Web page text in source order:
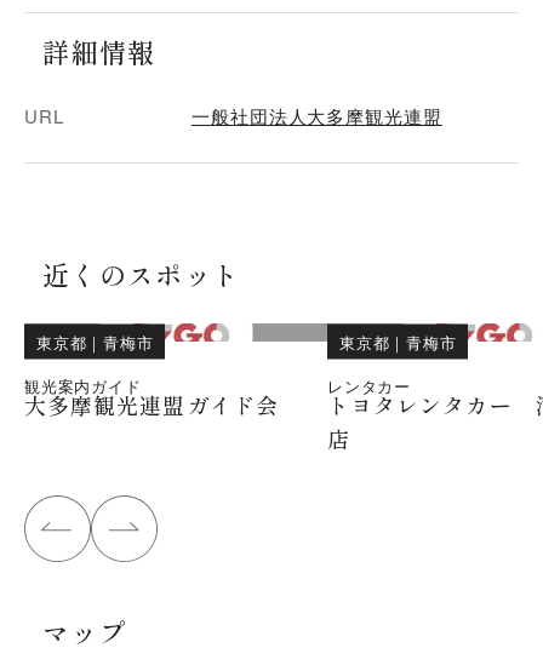
詳細情報
URL 一般社団法人大多摩観光連盟
近くのスポット
東京都 ｜青梅市
観光案内ガイド
大多摩観光連盟ガイド会
東京都 ｜青梅市
レンタカー
トヨタレンタカー
店
マップ